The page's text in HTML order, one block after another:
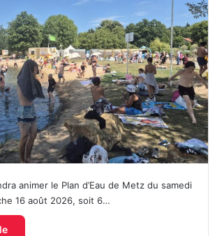
animer le Plan d’Eau de Metz du samedi
16 août 2026, soit 6…